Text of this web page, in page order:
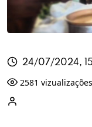
24/07/2024,
2581 vizualizações